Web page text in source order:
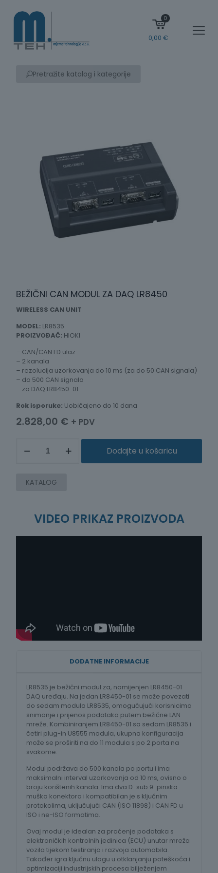
0
0,00 €
Pretražite katalog i kategorije
BEŽIČNI CAN MODUL ZA DAQ LR8450
WIRELESS CAN UNIT
MODEL: LR8535
PROIZVOĐAČ: HIOKI
– CAN/CAN FD ulaz
– 2 kanala
– rezolucija uzorkovanja do 10 ms (za do 50 CAN signala)
– do 500 CAN signala
– za DAQ LR8450-01
Rok isporuke: Uobičajeno do 10 dana
2.828,00 € + PDV
CAN
DAQ
Dodajte u košaricu
KATALOG
VIDEO PRIKAZ PROIZVODA
DODATNE INFORMACIJE
LR8535 je bežični modul za, namijenjen LR8450-01
DAQ uređaju. Na jedan LR8450-01 se može povezati
do sedam modula LR8535, omogućujući korisnicima
snimanje i prijenos podataka putem bežične LAN
mreže. Kombiniranjem LR8450-01 sa sedam LR8535 i
četiri plug-in U8555 modula, ukupna konfiguracija
može se proširiti na do 11 modula s po 2 porta na
svakome.
Modul podržava do 500 kanala po portu i ima
maksimalni interval uzorkovanja od 10 ms, ovisno o
broju korištenih kanala. Ima dva D-sub 9-pinska
muška konektora i kompatibilan je s ključnim
protokolima, uključujući CAN (ISO 11898) i CAN FD u
ISO i ne-ISO formatima.
Ovaj modul je idealan za praćenje podataka s
elektroničkih kontrolnih jedinica (ECU) unutar mreža
vozila tijekom testiranja i razvoja automobila.
Također igra ključnu ulogu u otklanjanju poteškoća i
optimizaciji industrijskih procesa bilježenjem